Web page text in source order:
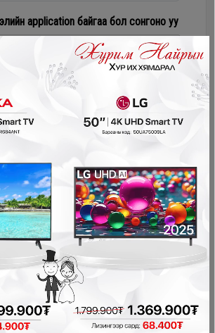
application байгаа бол сонгоно уу
сонгодог зээл
- LeaseOn
- Шимтгэлгүй ав, хүүгүй төл
- урьдчилгаагүй, шимтгэлгүй
- урьдчилгаагүй, хүүгүй, шимтгэлгүй